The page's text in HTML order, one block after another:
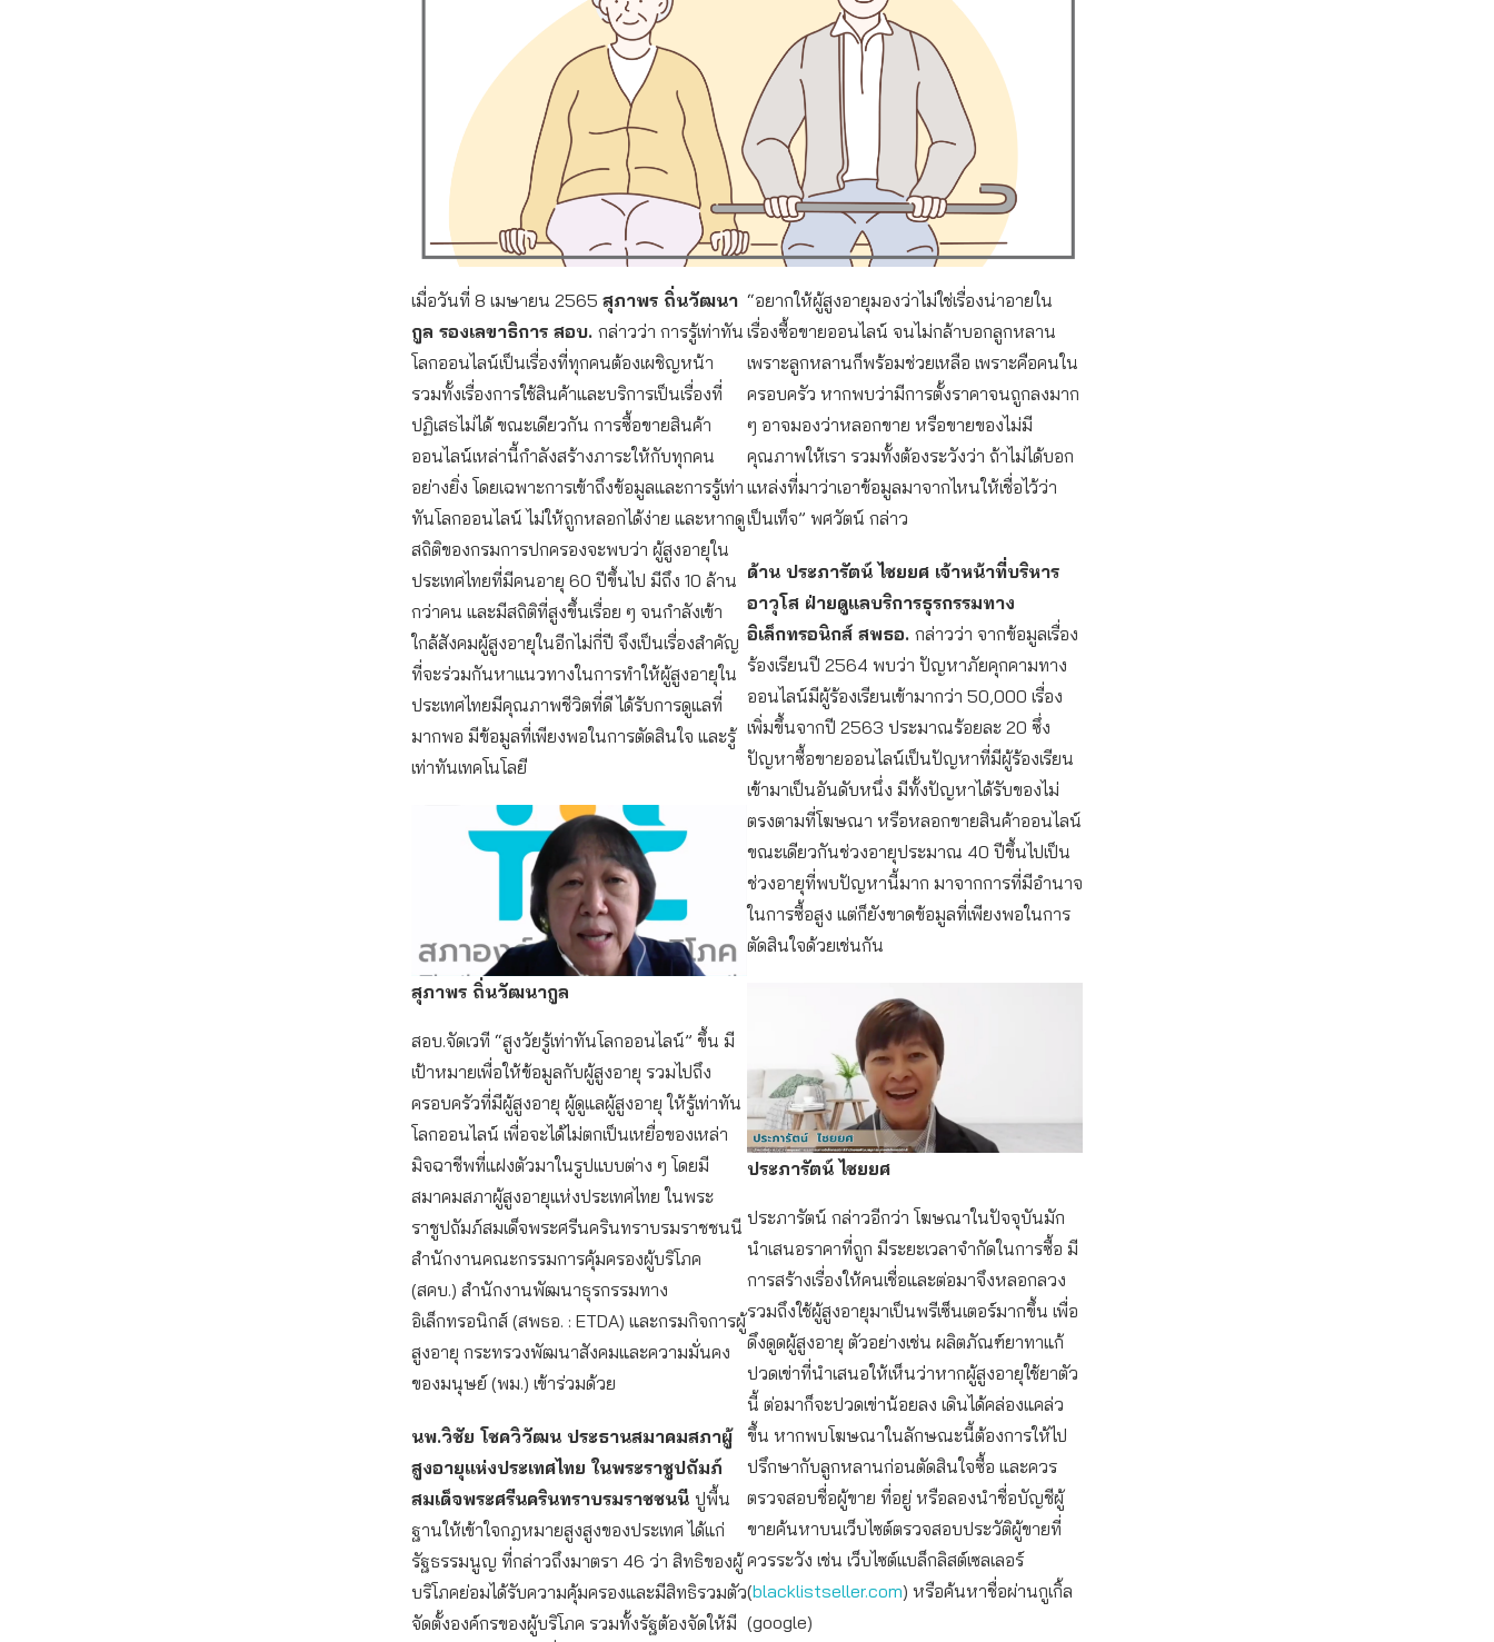
เมื่อวันที่ 8 เมษายน 2565 สุภาพร ถิ่นวัฒนา
กูล รองเลขาธิการ สอบ. กล่าวว่า การรู้เท่าทัน
โลกออนไลน์เป็นเรื่องที่ทุกคนต้องเผชิญหน้า
รวมทั้งเรื่องการใช้สินค้าและบริการเป็นเรื่องที่
ปฏิเสธไม่ได้ ขณะเดียวกัน การซื้อขายสินค้า
ออนไลน์เหล่านี้กำลังสร้างภาระให้กับทุกคน
อย่างยิ่ง โดยเฉพาะการเข้าถึงข้อมูลและการรู้เท่า
ทันโลกออนไลน์ ไม่ให้ถูกหลอกได้ง่าย และหากดู
สถิติของกรมการปกครองจะพบว่า ผู้สูงอายุใน
ประเทศไทยที่มีคนอายุ 60 ปีขึ้นไป มีถึง 10 ล้าน
กว่าคน และมีสถิติที่สูงขึ้นเรื่อย ๆ จนกำลังเข้า
ใกล้สังคมผู้สูงอายุในอีกไม่กี่ปี จึงเป็นเรื่องสำคัญ
ที่จะร่วมกันหาแนวทางในการทำให้ผู้สูงอายุใน
ประเทศไทยมีคุณภาพชีวิตที่ดี ได้รับการดูแลที่
มากพอ มีข้อมูลที่เพียงพอในการตัดสินใจ และรู้
เท่าทันเทคโนโลยี
สุภาพร ถิ่นวัฒนากูล
สอบ.จัดเวที “สูงวัยรู้เท่าทันโลกออนไลน์” ขึ้น มี
เป้าหมายเพื่อให้ข้อมูลกับผู้สูงอายุ รวมไปถึง
ครอบครัวที่มีผู้สูงอายุ ผู้ดูแลผู้สูงอายุ ให้รู้เท่าทัน
โลกออนไลน์ เพื่อจะได้ไม่ตกเป็นเหยื่อของเหล่า
มิจฉาชีพที่แฝงตัวมาในรูปแบบต่าง ๆ โดยมี
สมาคมสภาผู้สูงอายุแห่งประเทศไทย ในพระ
ราชูปถัมภ์สมเด็จพระศรีนครินทราบรมราชชนนี
สำนักงานคณะกรรมการคุ้มครองผู้บริโภค
(สคบ.) สำนักงานพัฒนาธุรกรรมทาง
อิเล็กทรอนิกส์ (สพธอ. : ETDA) และกรมกิจการผู้
สูงอายุ กระทรวงพัฒนาสังคมและความมั่นคง
ของมนุษย์ (พม.) เข้าร่วมด้วย
นพ.วิชัย โชควิวัฒน ประธานสมาคมสภาผู้
สูงอายุแห่งประเทศไทย ในพระราชูปถัมภ์
สมเด็จพระศรีนครินทราบรมราชชนนี ปูพื้น
ฐานให้เข้าใจกฎหมายสูงสูงของประเทศ ได้แก่
รัฐธรรมนูญ ที่กล่าวถึงมาตรา 46 ว่า สิทธิของผู้
บริโภคย่อมได้รับความคุ้มครองและมีสิทธิรวมตัว
จัดตั้งองค์กรของผู้บริโภค รวมทั้งรัฐต้องจัดให้มี
“อยากให้ผู้สูงอายุมองว่าไม่ใช่เรื่องน่าอายใน
เรื่องซื้อขายออนไลน์ จนไม่กล้าบอกลูกหลาน
เพราะลูกหลานก็พร้อมช่วยเหลือ เพราะคือคนใน
ครอบครัว หากพบว่ามีการตั้งราคาจนถูกลงมาก
ๆ อาจมองว่าหลอกขาย หรือขายของไม่มี
คุณภาพให้เรา รวมทั้งต้องระวังว่า ถ้าไม่ได้บอก
แหล่งที่มาว่าเอาข้อมูลมาจากไหนให้เชื่อไว้ว่า
เป็นเท็จ” พศวัตน์ กล่าว
ด้าน ประภารัตน์ ไชยยศ เจ้าหน้าที่บริหาร
อาวุโส ฝ่ายดูแลบริการธุรกรรมทาง
อิเล็กทรอนิกส์ สพธอ. กล่าวว่า จากข้อมูลเรื่อง
ร้องเรียนปี 2564 พบว่า ปัญหาภัยคุกคามทาง
ออนไลน์มีผู้ร้องเรียนเข้ามากว่า 50,000 เรื่อง
เพิ่มขึ้นจากปี 2563 ประมาณร้อยละ 20 ซึ่ง
ปัญหาซื้อขายออนไลน์เป็นปัญหาที่มีผู้ร้องเรียน
เข้ามาเป็นอันดับหนึ่ง มีทั้งปัญหาได้รับของไม่
ตรงตามที่โฆษณา หรือหลอกขายสินค้าออนไลน์
ขณะเดียวกันช่วงอายุประมาณ 40 ปีขึ้นไปเป็น
ช่วงอายุที่พบปัญหานี้มาก มาจากการที่มีอำนาจ
ในการซื้อสูง แต่ก็ยังขาดข้อมูลที่เพียงพอในการ
ตัดสินใจด้วยเช่นกัน
ประภารัตน์ ไชยยศ
ประภารัตน์ กล่าวอีกว่า โฆษณาในปัจจุบันมัก
นำเสนอราคาที่ถูก มีระยะเวลาจำกัดในการซื้อ มี
การสร้างเรื่องให้คนเชื่อและต่อมาจึงหลอกลวง
รวมถึงใช้ผู้สูงอายุมาเป็นพรีเซ็นเตอร์มากขึ้น เพื่อ
ดึงดูดผู้สูงอายุ ตัวอย่างเช่น ผลิตภัณฑ์ยาทาแก้
ปวดเข่าที่นำเสนอให้เห็นว่าหากผู้สูงอายุใช้ยาตัว
นี้ ต่อมาก็จะปวดเข่าน้อยลง เดินได้คล่องแคล่ว
ขึ้น หากพบโฆษณาในลักษณะนี้ต้องการให้ไป
ปรึกษากับลูกหลานก่อนตัดสินใจซื้อ และควร
ตรวจสอบชื่อผู้ขาย ที่อยู่ หรือลองนำชื่อบัญชีผู้
ขายค้นหาบนเว็บไซต์ตรวจสอบประวัติผู้ขายที่
ควรระวัง เช่น เว็บไซต์แบล็กลิสต์เซลเลอร์
(blacklistseller.com) หรือค้นหาชื่อผ่านกูเกิ้ล
(google)